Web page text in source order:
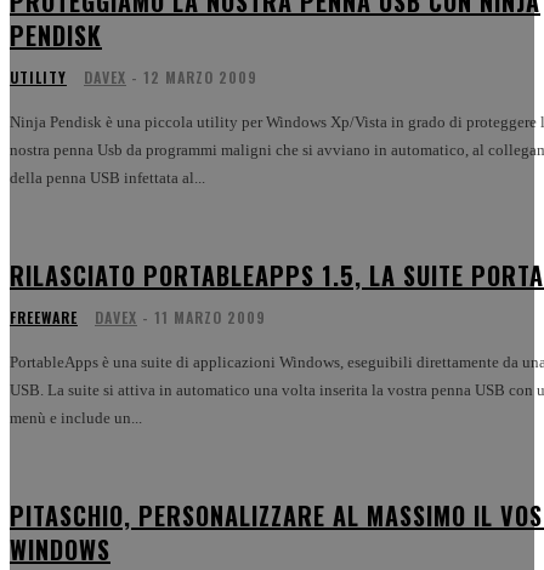
PENDISK
UTILITY DAVEX - 12 MARZO 2009
Ninja Pendisk è una piccola utility per Windows Xp/Vista in grado di proteggere
nostra penna Usb da programmi maligni che si avviano in automatico, al
della penna USB infettata al...
RILASCIATO PORTABLEAPPS 1.5, LA SUITE
FREEWARE DAVEX - 11 MARZO 2009
PortableApps è una suite di applicazioni Windows, eseguibili direttamente da
USB. La suite si attiva in automatico una volta inserita la vostra penna USB con
menù e include un...
PITASCHIO, PERSONALIZZARE AL MASSIMO IL
WINDOWS